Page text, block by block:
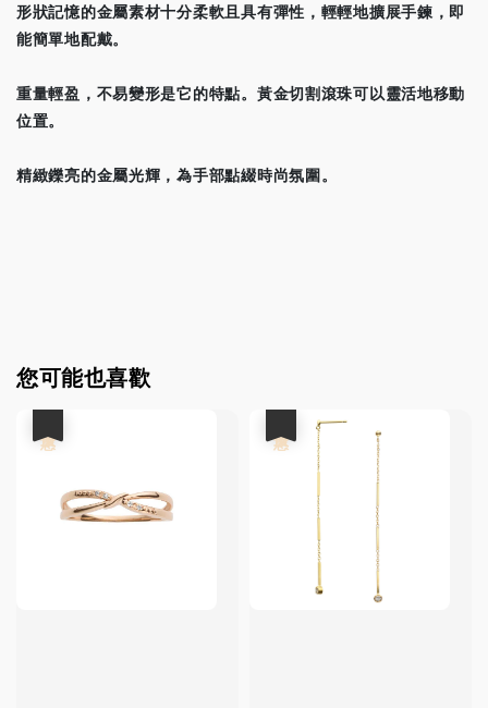
形狀記憶的金屬素材十分柔軟且具有彈性，輕輕地擴展手鍊，即
能簡單地配戴。
重量輕盈，不易變形是它的特點。黃金切割滾珠可以靈活地移動
位置。
精緻鑠亮的金屬光輝，為手部點綴時尚氛圍。
您可能也喜歡